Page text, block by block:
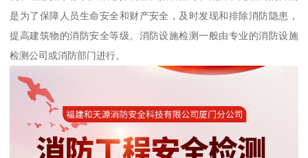
是为了保障人员生命安全和财产安全，及时发现和排除消防隐患，
提高建筑物的消防安全等级。消防设施检测一般由专业的消防设施
检测公司或消防部门进行。